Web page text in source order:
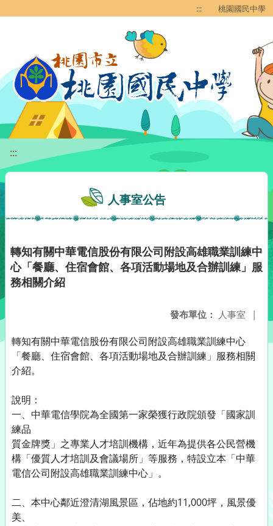
::: 桃園國民中學
:::
人事室公告
轉知有關中華電信股份有限公司附設高雄職業訓練中
心「餐廳、住宿會館、各項活動場地及合辦訓練」服
務相關介紹
發布單位： 人事室 |
轉知有關中華電信股份有限公司附設高雄職業訓練中心
「餐廳、住宿會館、各項活動場地及合辦訓練」服務相關
介紹。
說明：
一、中華電信學院為全國第一家榮獲行政院頒發「國家訓
練品
質金牌獎」之專業人才培訓機構，近年為提供各公民營機
構「優質人才培訓及會議場所」等服務，特設立本「中華
電信公司附設高雄職業訓練中心」。
二、本中心鄰近澄清湖風景區，佔地約11,000坪，風景優
美、